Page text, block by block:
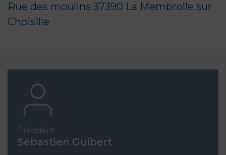
Rue des moulins 37390 La Membrolle sur
Choisille
Président
Sébastien Guibert